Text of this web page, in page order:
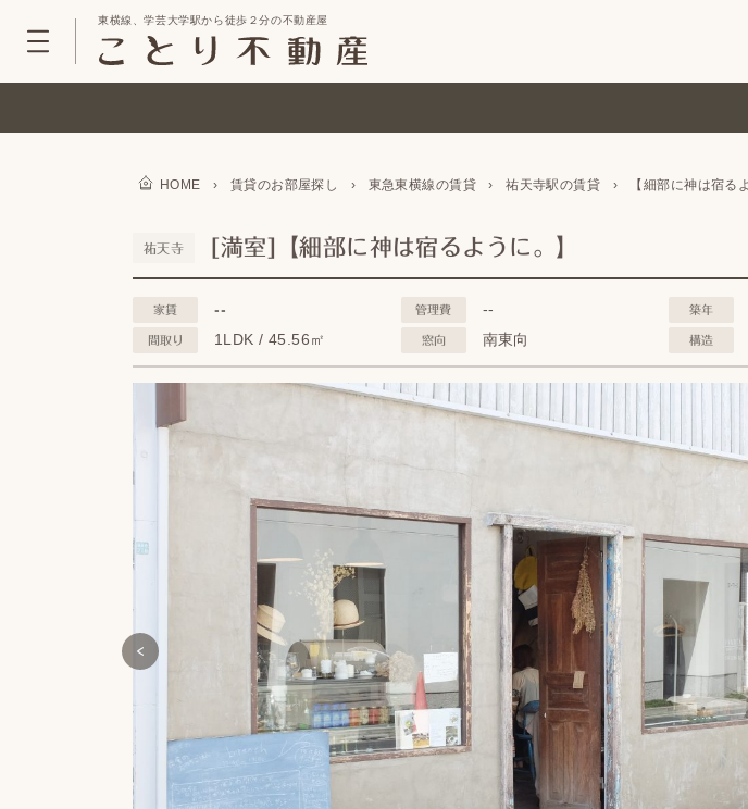
東横線、学芸大学駅から徒歩２分の不動産屋
HOME › 賃貸のお部屋探し › 東急東横線の賃貸 › 祐天寺駅の賃貸 › 【細部に神は宿る
祐天寺 [満室]【細部に神は宿るように。】
家賃 -- 管理費 -- 築年
間取り 1LDK / 45.56㎡ 窓向 南東向 構造